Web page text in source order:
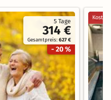
5 Tage
314 €
Gesamtpreis:627 €
- 20 %